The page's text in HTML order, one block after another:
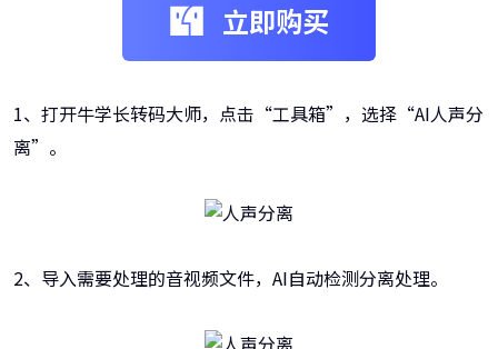
立即购买
1、打开牛学长转码大师，点击“工具箱”，选择“AI人声分
离”。
2、导入需要处理的音视频文件，AI自动检测分离处理。